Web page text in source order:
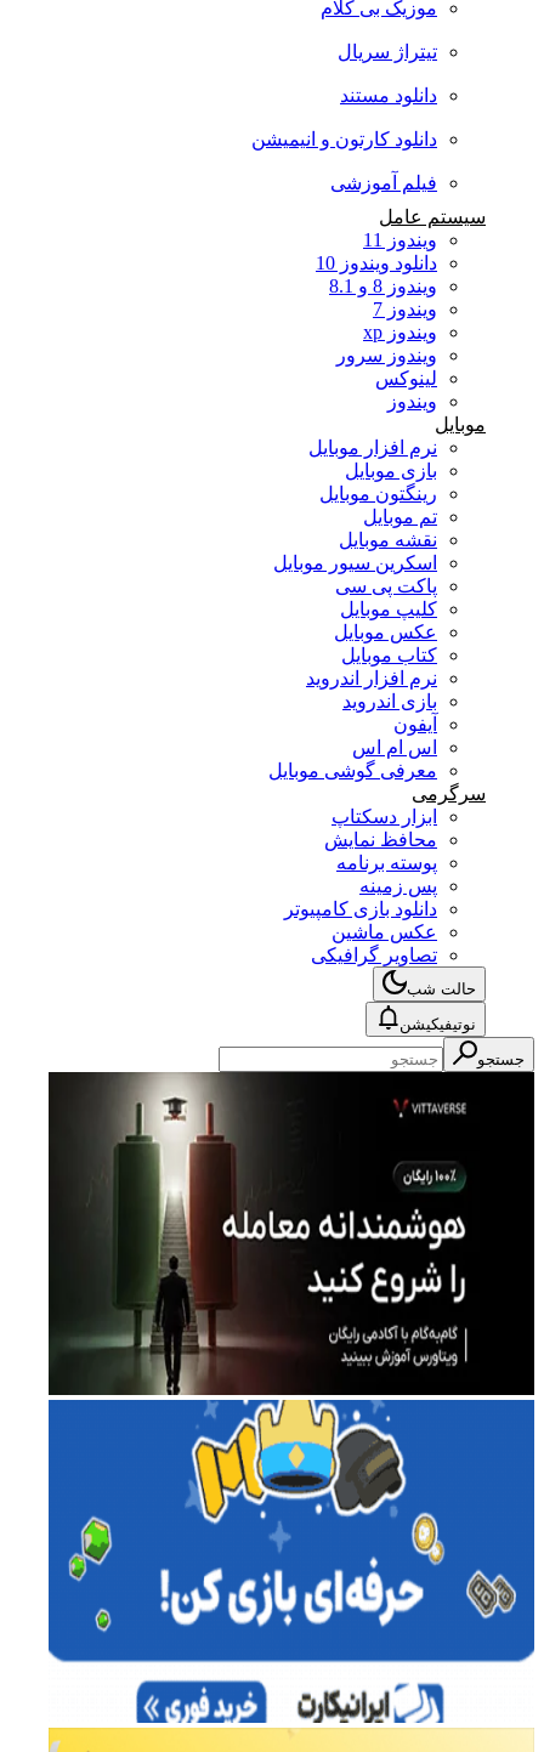
موزیک بی کلام
تیتراژ سریال
دانلود مستند
دانلود کارتون و انیمیشن
فیلم آموزشی
سیستم عامل
ویندوز 11
دانلود ویندوز 10
ویندوز 8 و 8.1
ویندوز 7
ویندوز xp
ویندوز سرور
لینوکس
ویندوز
موبایل
نرم افزار موبایل
بازی موبایل
رینگتون موبایل
تم موبایل
نقشه موبایل
اسکرین سیور موبایل
پاکت پی سی
کلیپ موبایل
عکس موبایل
کتاب موبایل
نرم افزار اندروید
بازی اندروید
آیفون
اس ام اس
معرفی گوشی موبایل
سرگرمی
ابزار دسکتاپ
محافظ نمایش
پوسته برنامه
پس زمینه
دانلود بازی کامپیوتر
عکس ماشین
تصاویر گرافیکی
حالت شب
نوتیفیکیشن
جستجو